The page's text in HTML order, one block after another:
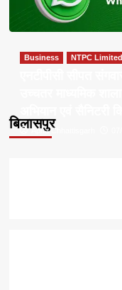
बिलासपुर
Business NTPC Limited
Apna Chhattisgarh